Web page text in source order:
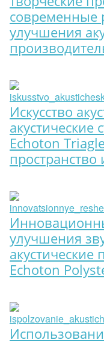
современные
улучшения
Искусство
Echoton
улучшения
Echoton